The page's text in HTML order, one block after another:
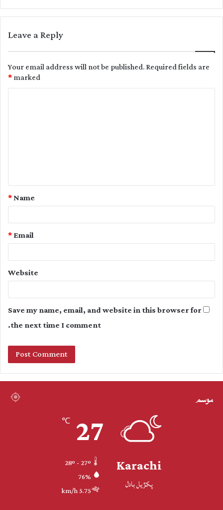
Leave a Reply
Your email address will not be published.Required fields are
marked
*
t
Name
*
Email
*
Website
Save my name, email, and website in this browser for
the next time I comment.
موسم
Karachi
پکڙيل بادل
27
℃
76%
5.75 km/h